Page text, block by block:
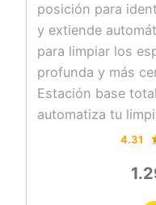
posición para
y extiende
para limpiar los
profunda y más
Estación base
automatiza tu
casa disfrutarás
las funciones de
lavado y secado
4.31